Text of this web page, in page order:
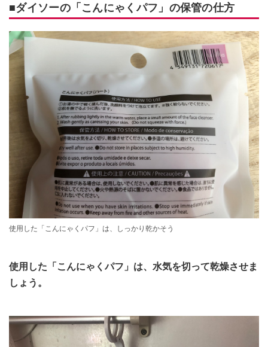
■ダイソーの「こんにゃくパフ」の保管の仕方
使用した「こんにゃくパフ」は、しっかり乾かそう
使用した「こんにゃくパフ」は、水気を切って乾燥させま
しょう。